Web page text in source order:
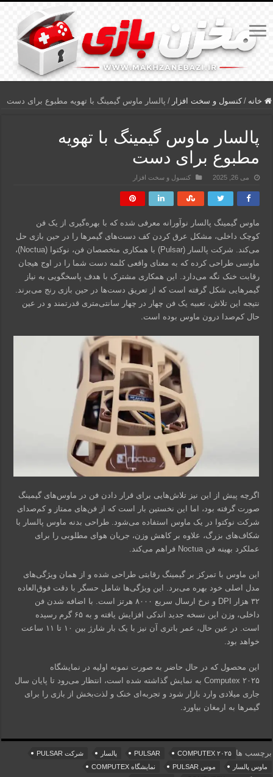
خانه / کنسول و سخت افزار / پالسار ماوس گیمینگ با تهویه مطبوع برای دست
پالسار ماوس گیمینگ با تهویه
مطبوع برای دست
می 26, 2025 کنسول و سخت افزار
ماوس گیمینگ پالسار نوآورانه معرفی شده که با بهره‌گیری از یک فن
کوچک داخلی، مشکل عرق کردن کف دست‌های گیمرها را در حین بازی حل
می‌کند. شرکت پالسار (Pulsar) با همکاری متخصصان فن، نوکتوا (Noctua)،
ماوسی طراحی کرده که به معنای واقعی کلمه دست شما را در اوج هیجان
رقابت خنک نگه می‌دارد. این همکاری مشترک با هدف پاسخگویی به نیاز
گیمرهایی شکل گرفته است که از تعریق دست‌ها در حین بازی رنج می‌برند.
نتیجه این تلاش، تعبیه یک فن چهار در چهار سانتی‌متری قدرتمند و در عین
حال کم‌صدا درون ماوس بوده است.
اگرچه پیش از این نیز تلاش‌هایی برای قرار دادن فن در ماوس‌های گیمینگ
صورت گرفته بود، اما این نخستین بار است که از فن‌های ممتاز و کم‌صدای
شرکت نوکتوا در یک ماوس استفاده می‌شود. طراحی بدنه ماوس پالسار با
شکاف‌های بزرگ، علاوه بر کاهش وزن، جریان هوای مطلوبی را برای
عملکرد بهینه فن Noctua فراهم می‌کند.
این ماوس با تمرکز بر گیمینگ رقابتی طراحی شده و از همان ویژگی‌های
مدل اصلی خود بهره می‌برد. این ویژگی‌ها شامل حسگر با دقت فوق‌العاده
۳۲ هزار DPI و نرخ ارسال سریع ۸۰۰۰ هرتز است. با اضافه شدن فن
داخلی، وزن این نسخه جدید اندکی افزایش یافته و به ۶۵ گرم رسیده
است. در عین حال، عمر باتری آن نیز با یک بار شارژ بین ۱۰ تا ۱۱ ساعت
خواهد بود.
این محصول که در حال حاضر به صورت نمونه اولیه در نمایشگاه
Computex ۲۰۲۵ به نمایش گذاشته شده است، انتظار می‌رود تا پایان سال
جاری میلادی وارد بازار شود و تجربه‌ای خنک و لذت‌بخش از بازی را برای
گیمرها به ارمغان بیاورد.
برچسب ها COMPUTEX ۲۰۲۵ PULSAR پالسار
شرکت PULSAR
ماوس پالسار
موس PULSAR
نمایشگاه COMPUTEX